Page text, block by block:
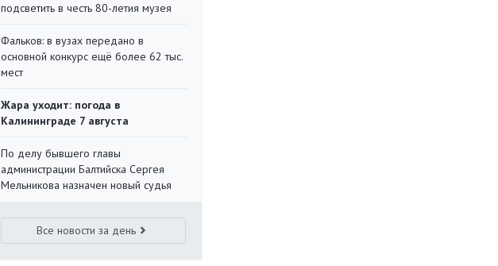
подсветить в честь 80-летия музея
Фальков: в вузах передано в
основной конкурс ещё более 62 тыс.
мест
Жара уходит: погода в
Калининграде 7 августа
По делу бывшего главы
администрации Балтийска Сергея
Мельникова назначен новый судья
Все новости за день